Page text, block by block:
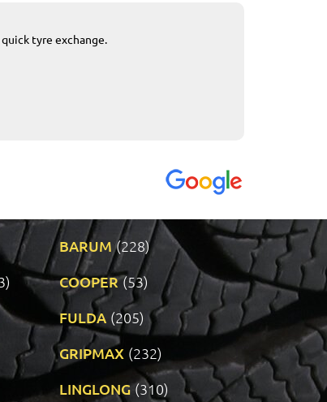
tyre exchange.
BARUM (228)
COOPER (53)
FULDA (205)
GRIPMAX (232)
LINGLONG (310)